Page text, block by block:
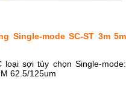
Single-mode SC-ST 3m 5m
loại sợi tùy chọn Single-mode:
62.5/125um